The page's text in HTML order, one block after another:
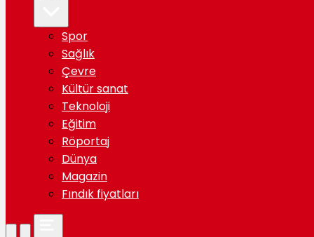
Spor
Sağlık
Çevre
Kültür sanat
Teknoloji
Eğitim
Röportaj
Dünya
Magazin
Fındık fiyatları